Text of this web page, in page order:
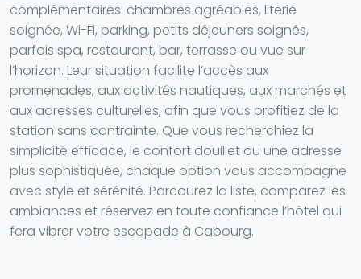
complémentaires: chambres agréables, literie
soignée, Wi-Fi, parking, petits déjeuners soignés,
parfois spa, restaurant, bar, terrasse ou vue sur
l’horizon. Leur situation facilite l’accès aux
promenades, aux activités nautiques, aux marchés et
aux adresses culturelles, afin que vous profitiez de la
station sans contrainte. Que vous recherchiez la
simplicité efficace, le confort douillet ou une adresse
plus sophistiquée, chaque option vous accompagne
avec style et sérénité. Parcourez la liste, comparez les
ambiances et réservez en toute confiance l’hôtel qui
fera vibrer votre escapade à Cabourg.